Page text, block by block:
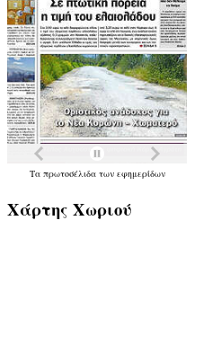
Τα πρωτοσέλιδα των εφημερίδων
Χάρτης Χωριού